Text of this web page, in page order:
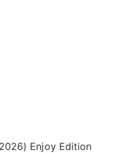
Enjoy Edition